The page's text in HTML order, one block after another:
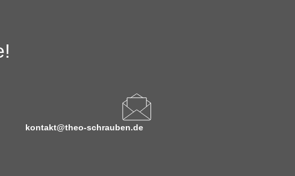
kontakt@theo-schrauben.de